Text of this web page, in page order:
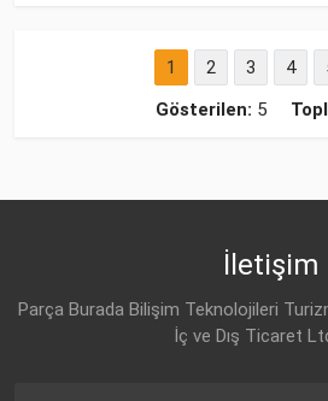
1 2 3 4
Gösterilen: 5
İletişim
Parça Burada Bilişim Teknolojileri
İç ve Dış Ticaret